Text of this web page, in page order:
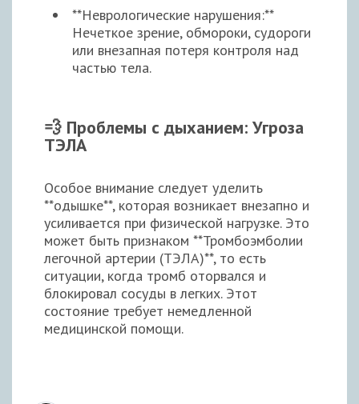
**Неврологические нарушения:**
Нечеткое зрение, обмороки, судороги
или внезапная потеря контроля над
частью тела.
💨 Проблемы с дыханием: Угроза
ТЭЛА
Особое внимание следует уделить
**одышке**, которая возникает внезапно и
усиливается при физической нагрузке. Это
может быть признаком **Тромбоэмболии
легочной артерии (ТЭЛА)**, то есть
ситуации, когда тромб оторвался и
блокировал сосуды в легких. Этот
состояние требует немедленной
медицинской помощи.